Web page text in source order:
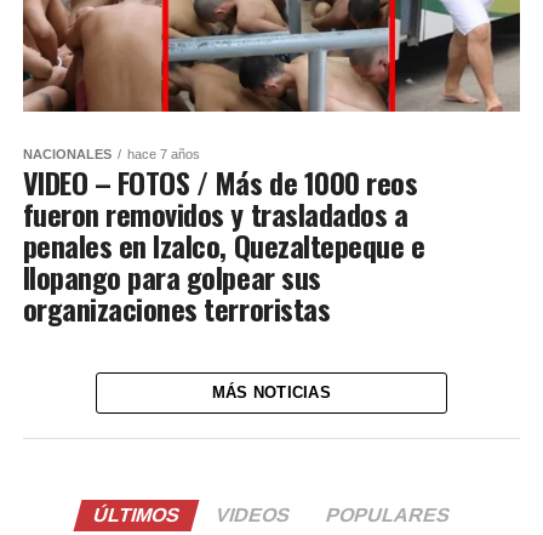
NACIONALES hace 7 años
VIDEO – FOTOS / Más de 1000 reos
fueron removidos y trasladados a
penales en Izalco, Quezaltepeque e
Ilopango para golpear sus
organizaciones terroristas
MÁS NOTICIAS
ÚLTIMOS VIDEOS POPULARES